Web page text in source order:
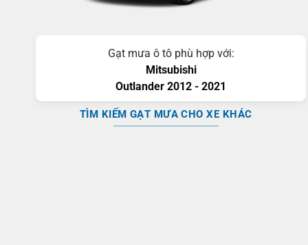
Gạt mưa ô tô phù hợp với:
Mitsubishi
Outlander 2012 - 2021
TÌM KIẾM GẠT MƯA CHO XE KHÁC